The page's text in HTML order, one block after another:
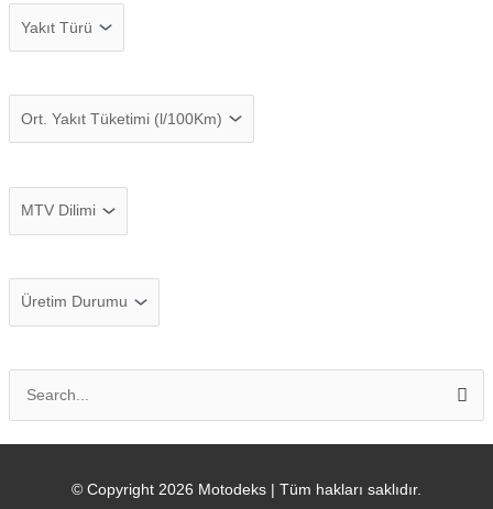
© Copyright 2026 Motodeks | Tüm hakları saklıdır.